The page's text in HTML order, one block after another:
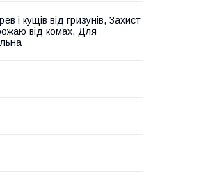
і кущів від гризунів, Захист
від комах, Для